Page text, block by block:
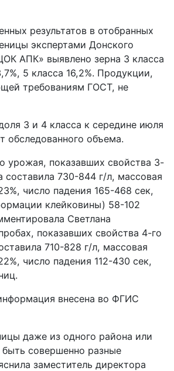
результатов в отобранных
экспертами Донского
АПК» выявлено зерна 3 класса
5 класса 16,2%. Продукции,
требованиям ГОСТ, не
3 и 4 класса к середине июля
обследованного объема.
урожая, показавших свойства 3-
составила 730-844 г/л, массовая
число падения 165-468 сек,
клейковины) 58-102
Светлана
показавших свойства 4-го
710-828 г/л, массовая
число падения 112-430 сек,
внесена во ФГИС
даже из одного района или
быть совершенно разные
заместитель директора